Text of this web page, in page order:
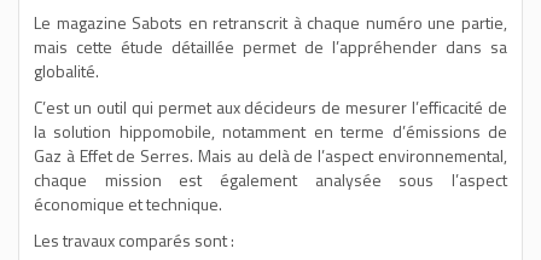
Le magazine Sabots en retranscrit à chaque numéro une partie,
mais cette étude détaillée permet de l’appréhender dans sa
globalité.
C’est un outil qui permet aux décideurs de mesurer l’efficacité de
la solution hippomobile, notamment en terme d’émissions de
Gaz à Effet de Serres. Mais au delà de l’aspect environnemental,
chaque mission est également analysée sous l’aspect
économique et technique.
Les travaux comparés sont :